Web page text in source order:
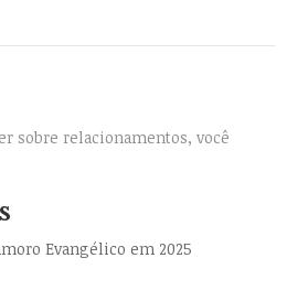
sobre relacionamentos, você
Evangélico em 2025